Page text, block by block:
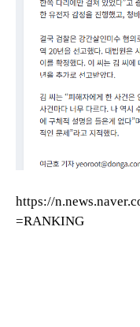
https://
=RANKING